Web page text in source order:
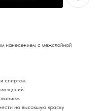
нанесением с межслойной
спиртом
на высохшую краску